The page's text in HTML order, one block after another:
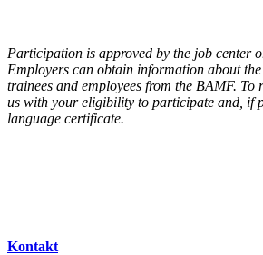
Participation is approved by the job center
Employers can obtain information about
trainees and employees from the BAMF. To
us with your eligibility to participate and, if
language certificate.
Kontakt